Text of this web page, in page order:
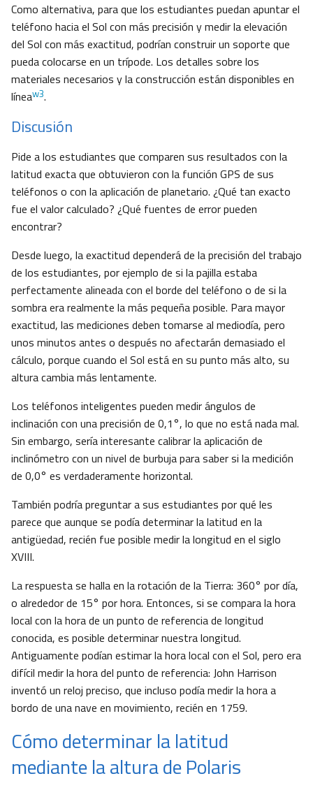
Como alternativa, para que los estudiantes puedan apuntar el
teléfono hacia el Sol con más precisión y medir la elevación
del Sol con más exactitud, podrían construir un soporte que
pueda colocarse en un trípode. Los detalles sobre los
materiales necesarios y la construcción están disponibles en
líneaw3.
Discusión
Pide a los estudiantes que comparen sus resultados con la
latitud exacta que obtuvieron con la función GPS de sus
teléfonos o con la aplicación de planetario. ¿Qué tan exacto
fue el valor calculado? ¿Qué fuentes de error pueden
encontrar?
Desde luego, la exactitud dependerá de la precisión del trabajo
de los estudiantes, por ejemplo de si la pajilla estaba
perfectamente alineada con el borde del teléfono o de si la
sombra era realmente la más pequeña posible. Para mayor
exactitud, las mediciones deben tomarse al mediodía, pero
unos minutos antes o después no afectarán demasiado el
cálculo, porque cuando el Sol está en su punto más alto, su
altura cambia más lentamente.
Los teléfonos inteligentes pueden medir ángulos de
inclinación con una precisión de 0,1°, lo que no está nada mal.
Sin embargo, sería interesante calibrar la aplicación de
inclinómetro con un nivel de burbuja para saber si la medición
de 0,0° es verdaderamente horizontal.
También podría preguntar a sus estudiantes por qué les
parece que aunque se podía determinar la latitud en la
antigüedad, recién fue posible medir la longitud en el siglo
XVIII.
La respuesta se halla en la rotación de la Tierra: 360° por día,
o alrededor de 15° por hora. Entonces, si se compara la hora
local con la hora de un punto de referencia de longitud
conocida, es posible determinar nuestra longitud.
Antiguamente podían estimar la hora local con el Sol, pero era
difícil medir la hora del punto de referencia: John Harrison
inventó un reloj preciso, que incluso podía medir la hora a
bordo de una nave en movimiento, recién en 1759.
Cómo determinar la latitud
mediante la altura de Polaris